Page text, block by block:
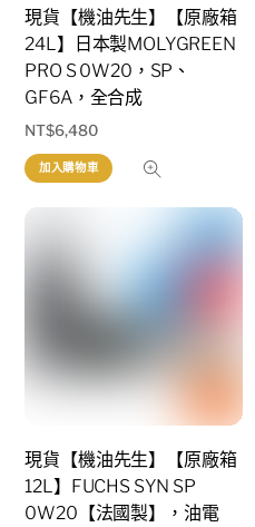
現貨【機油先生】【原廠箱
24L】日本製MOLYGREEN
PRO S 0W20，SP、
GF6A，全合成
NT$6,480
加入購物車
現貨【機油先生】【原廠箱
12L】FUCHS SYN SP
0W20【法國製】，油電